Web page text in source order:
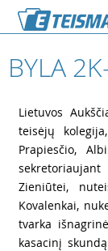
BYLA
Lietuvos
teisėjų
Prapiesčio,
Zieniūtei,
Kovalenkai,
tvarka
kasacinį